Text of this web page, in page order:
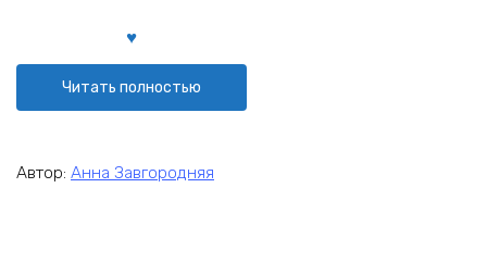
Читать полностью
Автор: Анна Завгородняя